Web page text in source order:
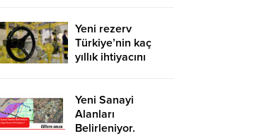
Yeni rezerv
Türkiye’nin kaç
yıllık ihtiyacını
Yeni Sanayi
Alanları
Belirleniyor.